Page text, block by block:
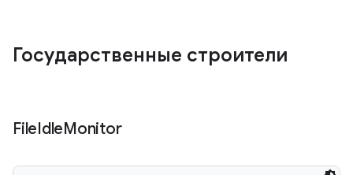
Государственные строители
FileIdleMonitor